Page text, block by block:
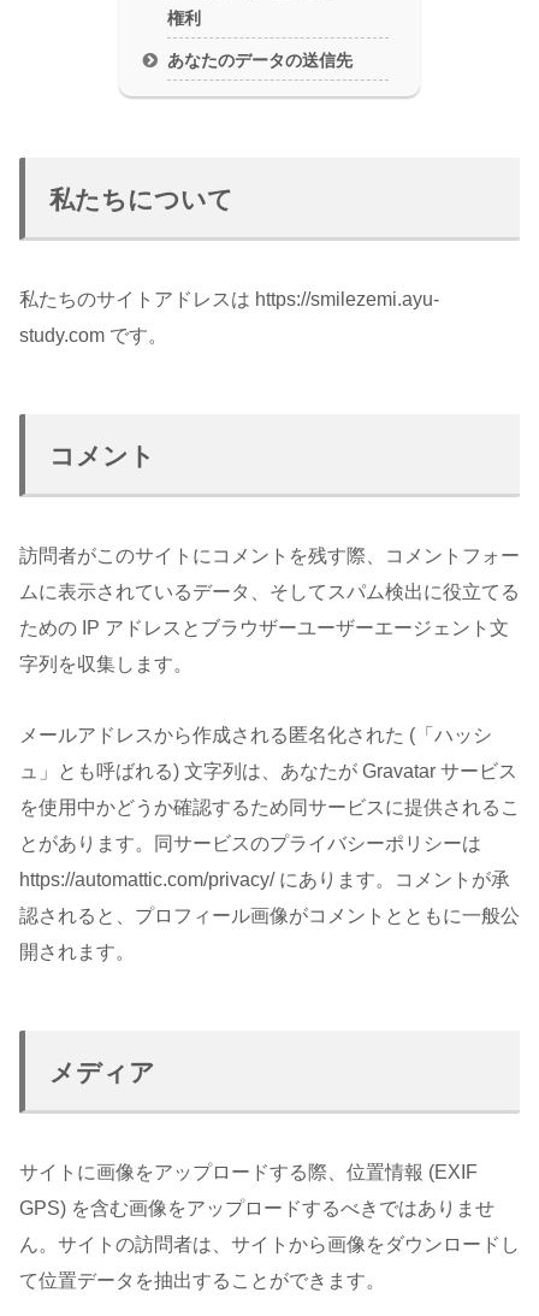
権利
あなたのデータの送信先
私たちについて
私たちのサイトアドレスは https://smilezemi.ayu-
study.com です。
コメント
訪問者がこのサイトにコメントを残す際、コメントフォー
ムに表示されているデータ、そしてスパム検出に役立てる
ための IP アドレスとブラウザーユーザーエージェント文
字列を収集します。
メールアドレスから作成される匿名化された (「ハッシ
ュ」とも呼ばれる) 文字列は、あなたが Gravatar サービス
を使用中かどうか確認するため同サービスに提供されるこ
とがあります。同サービスのプライバシーポリシーは
https://automattic.com/privacy/ にあります。コメントが承
認されると、プロフィール画像がコメントとともに一般公
開されます。
メディア
サイトに画像をアップロードする際、位置情報 (EXIF
GPS) を含む画像をアップロードするべきではありませ
ん。サイトの訪問者は、サイトから画像をダウンロードし
て位置データを抽出することができます。